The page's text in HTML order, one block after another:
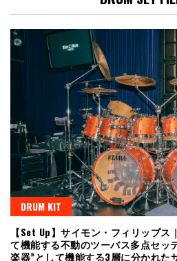
DRUM KIT
【Set Up】サイモン・フィリップス
て機能する不動のツーバス多点セッ
楽器”として機能する3層に分かれた